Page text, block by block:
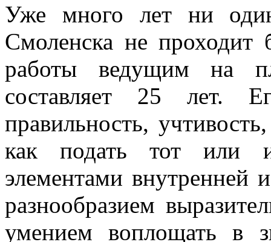
Уже много лет ни
Смоленска не
работы ведущим на
составляет 25 лет.
правильность,
как подать тот или
элементами внутренней
разнообразием
умением воплощать в